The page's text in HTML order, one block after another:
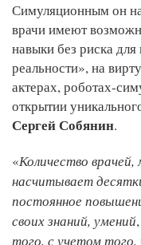
Симуляционным он
врачи имеют
навыки без риска
реальности», на
актерах, роботах-
открытии
Сергей Собянин.
«Количество врачей,
насчитывает
постоянное
своих знаний, умений
того, с учетом